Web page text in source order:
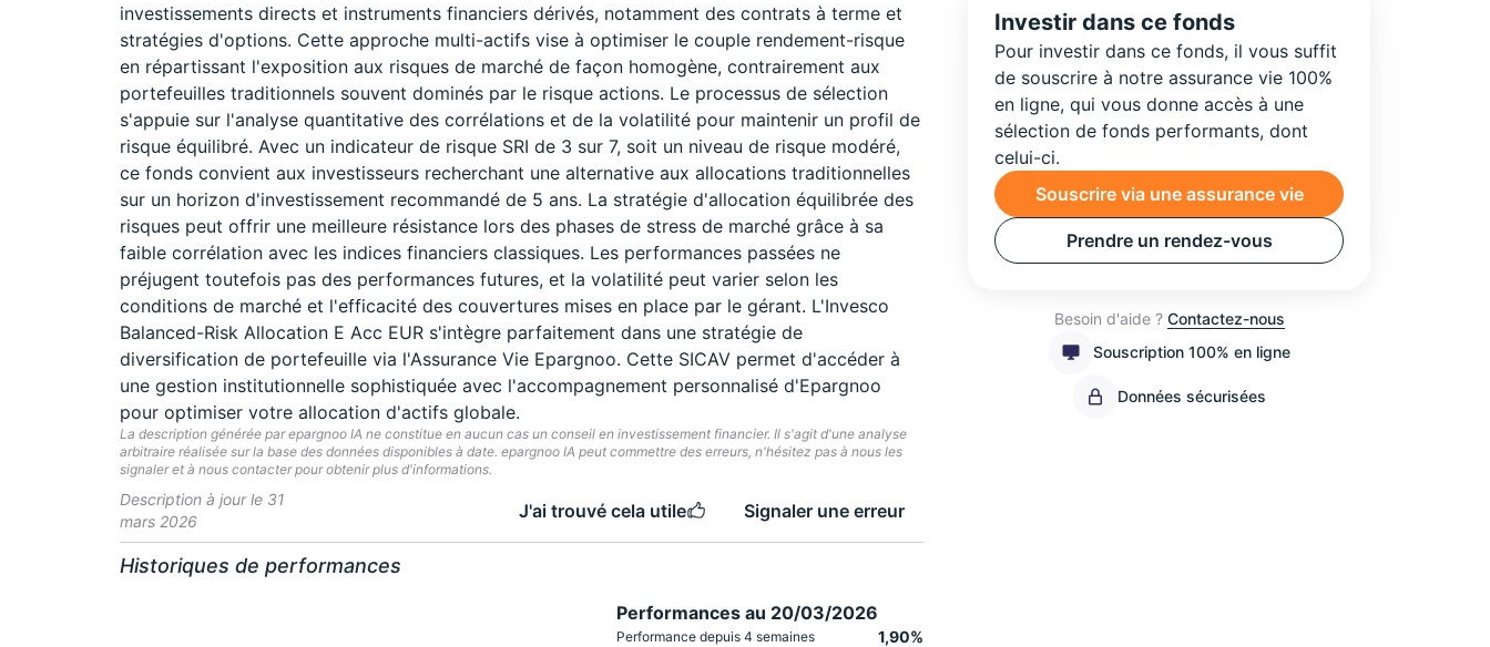
investissements directs et instruments financiers dérivés, notamment des contrats à terme et
stratégies d'options. Cette approche multi-actifs vise à optimiser le couple rendement-risque
en répartissant l'exposition aux risques de marché de façon homogène, contrairement aux
portefeuilles traditionnels souvent dominés par le risque actions. Le processus de sélection
s'appuie sur l'analyse quantitative des corrélations et de la volatilité pour maintenir un profil de
risque équilibré. Avec un indicateur de risque SRI de 3 sur 7, soit un niveau de risque modéré,
ce fonds convient aux investisseurs recherchant une alternative aux allocations traditionnelles
sur un horizon d'investissement recommandé de 5 ans. La stratégie d'allocation équilibrée des
risques peut offrir une meilleure résistance lors des phases de stress de marché grâce à sa
faible corrélation avec les indices financiers classiques. Les performances passées ne
préjugent toutefois pas des performances futures, et la volatilité peut varier selon les
conditions de marché et l'efficacité des couvertures mises en place par le gérant. L'Invesco
Balanced-Risk Allocation E Acc EUR s'intègre parfaitement dans une stratégie de
diversification de portefeuille via l'Assurance Vie Epargnoo. Cette SICAV permet d'accéder à
une gestion institutionnelle sophistiquée avec l'accompagnement personnalisé d'Epargnoo
pour optimiser votre allocation d'actifs globale.
La description générée par epargnoo IA ne constitue en aucun cas un conseil en investissement financier. Il s'agit d'une analyse
arbitraire réalisée sur la base des données disponibles à date. epargnoo IA peut commettre des erreurs, n'hésitez pas à nous les
signaler et à nous contacter pour obtenir plus d'informations.
Description à jour le 31
mars 2026
J'ai trouvé cela utile Signaler une erreur
Historiques de performances
Performances au 20/03/2026
Performance depuis 4 semaines 1,90%
Investir dans ce fonds
Pour investir dans ce fonds, il vous suffit
de souscrire à notre assurance vie 100%
en ligne, qui vous donne accès à une
sélection de fonds performants, dont
celui-ci.
Souscrire via une assurance vie
Prendre un rendez-vous
Besoin d'aide ? Contactez-nous
Souscription 100% en ligne
Données sécurisées